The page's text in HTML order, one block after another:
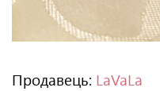
Продавець: LaVaLa